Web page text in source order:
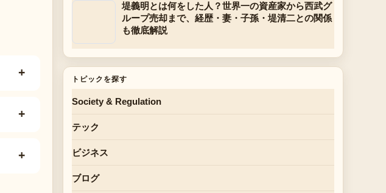
堤義明とは何をした人？世界一の資産家から西武グ
ループ売却まで、経歴・妻・子孫・堤清二との関係
も徹底解説
トピックを探す
Society & Regulation
テック
ビジネス
ブログ